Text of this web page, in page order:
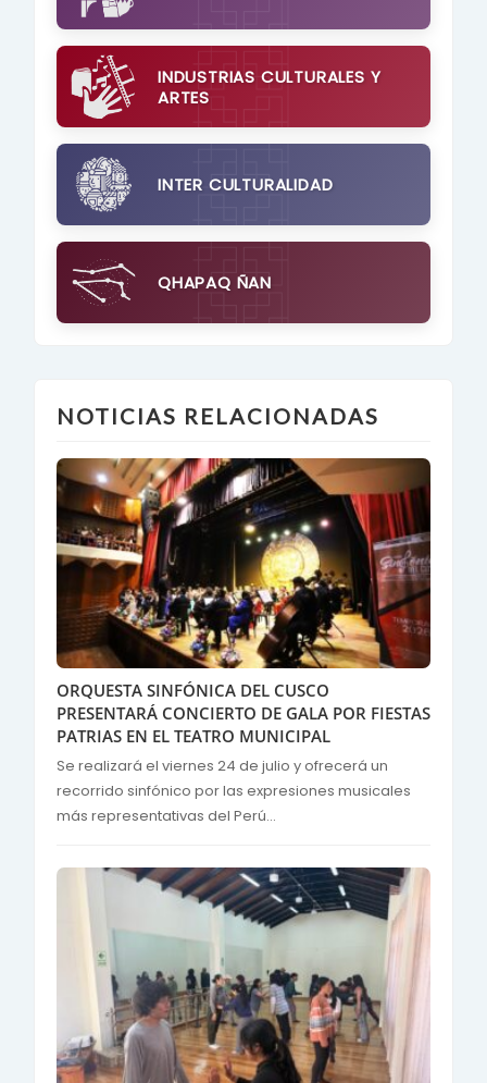
INDUSTRIAS CULTURALES Y
ARTES
INTER CULTURALIDAD
QHAPAQ ÑAN
NOTICIAS RELACIONADAS
ORQUESTA SINFÓNICA DEL CUSCO
PRESENTARÁ CONCIERTO DE GALA POR FIESTAS
PATRIAS EN EL TEATRO MUNICIPAL
Se realizará el viernes 24 de julio y ofrecerá un
recorrido sinfónico por las expresiones musicales
más representativas del Perú...